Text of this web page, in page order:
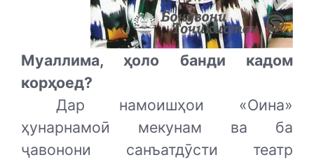
Муаллима, ҳоло банди кадом
корҳоед?
Дар намоишҳои «Оина»
ҳунарнамоӣ мекунам ва ба
ҷавонони санъатдӯсти театр